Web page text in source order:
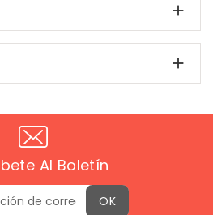


Al Boletín